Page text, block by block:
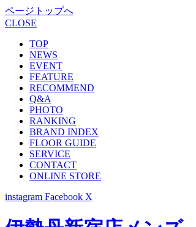
ページトップへ
CLOSE
TOP
NEWS
EVENT
FEATURE
RECOMMEND
Q&A
PHOTO
RANKING
BRAND INDEX
FLOOR GUIDE
SERVICE
CONTACT
ONLINE STORE
instagram Facebook X